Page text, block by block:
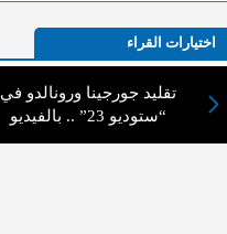
اختيارات القراء
تقليد جورجينا ورونالدو في
“ستوديو 23” .. بالفيديو